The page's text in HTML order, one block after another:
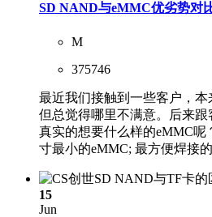
SD NAND与eMMC优劣势对
M
375746
最近我们接触到一些客户，本
但总觉得哪里不满意。后来
真实的想要什么样的eMMC呢
寸最小的eMMC; 最方便焊接
15
Jun